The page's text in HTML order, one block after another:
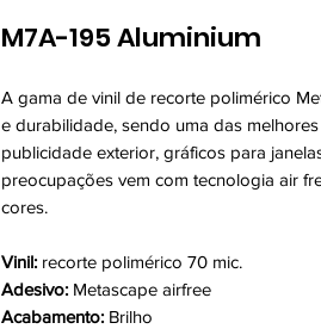
M7A-195 Aluminium
A gama de vinil de recorte polimérico
e durabilidade, sendo uma das
publicidade exterior, gráficos para
preocupações vem com tecnologia air
cores.
Vinil: recorte polimérico 70 mic.
Adesivo: Metascape airfree
Acabamento: Brilho